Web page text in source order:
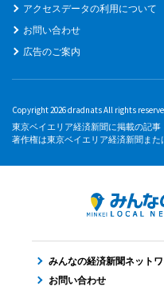
アクセスデータの利用について
お問い合わせ
広告のご案内
Copyright 2026 dradnats All rights
東京ベイエリア経済新聞に掲載の記事
著作権は東京ベイエリア経済新聞また
みんなの経済新聞ネット
お問い合わせ